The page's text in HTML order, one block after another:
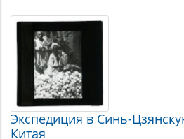
Экспедиция в Синь-
Китая